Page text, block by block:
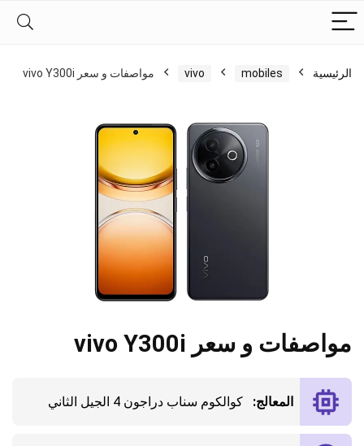
الرئيسية mobiles
vivo مواصفات و سعر vivo Y300i
مواصفات و سعر vivo Y300i
المعالج: كوالكوم سناب دراجون 4 الجيل الثاني